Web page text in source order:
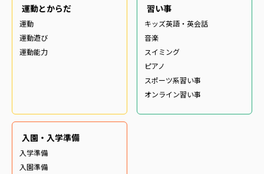
運動とからだ
運動
運動遊び
運動能力
習い事
キッズ英語・英会話
音楽
スイミング
ピアノ
スポーツ系習い事
オンライン習い事
入園・入学準備
入学準備
入園準備